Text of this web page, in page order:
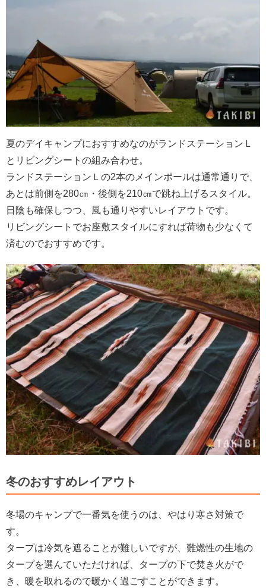
夏のデイキャンプにおすすめなのがランドステーションＬ
とリビングシートの組み合わせ。
ランドステーションＬの2本のメインポールは通常通りで、
あとは前側を280㎝・後側を210㎝で跳ね上げるスタイル。
日陰も確保しつつ、風も通りやすいレイアウトです。
リビングシートでお座敷スタイルにすれば荷物も少なくて
済むのでおすすめです。
冬のおすすめレイアウト
冬場のキャンプで一番気を使うのは、やはり寒さ対策で
す。
タープは冷気を遮ることが難しいですが、難燃性の生地の
タープを選んていただければ、タープの下で焚き火がで
き、暖を取れるので暖かく過ごすことができます。